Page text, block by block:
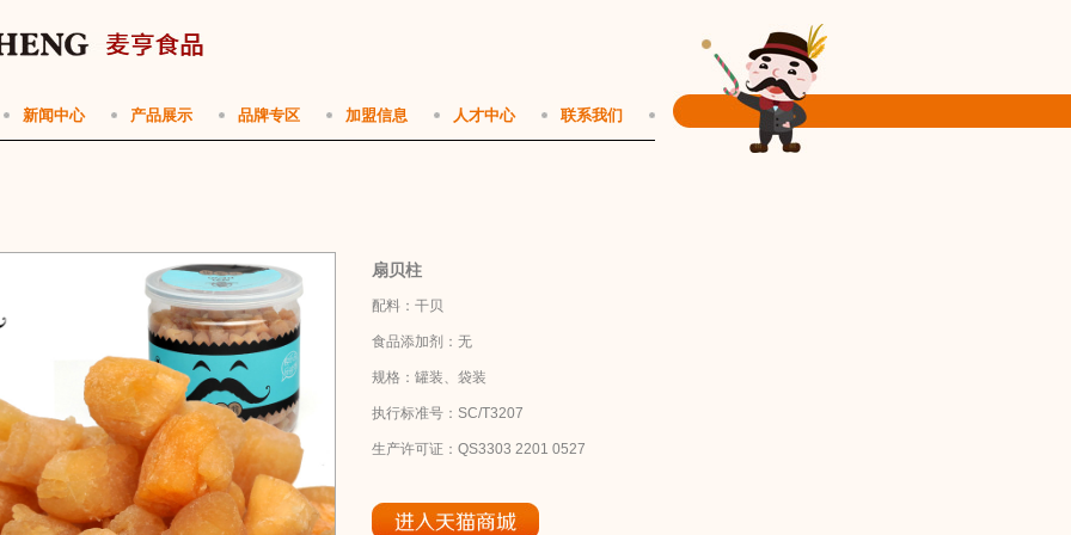
新闻中心 产品展示 品牌专区 加盟信息 人才中心 联系我们
扇贝柱
配料：干贝
食品添加剂：无
规格：罐装、袋装
执行标准号：SC/T3207
生产许可证：QS3303 2201 0527